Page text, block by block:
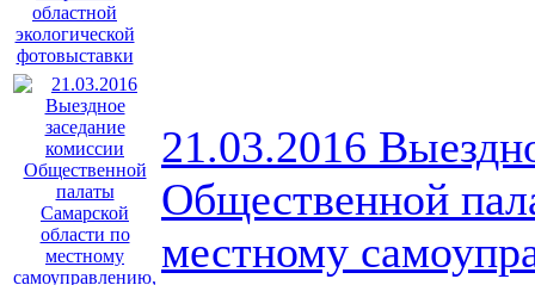
21.03.2016
Общественной
местному